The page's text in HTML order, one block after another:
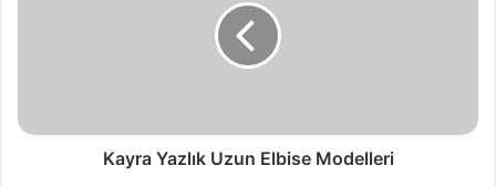
Kayra Yazlık Uzun Elbise Modelleri